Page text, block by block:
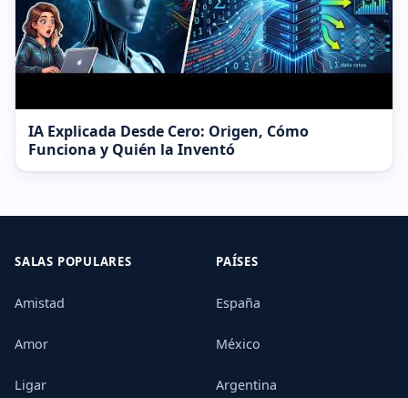
IA Explicada Desde Cero: Origen, Cómo
Funciona y Quién la Inventó
SALAS POPULARES
Amistad
Amor
Ligar
PAÍSES
España
México
Argentina